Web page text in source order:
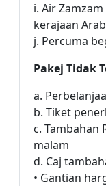
i. Air
kerajaan
j. Percuma
Pakej Tidak
a.
b. Tiket
c. Tambahan
malam
d. Caj
• Gantian